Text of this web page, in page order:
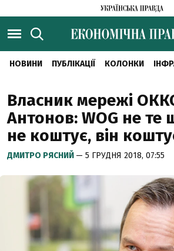
НОВИНИ ПУБЛІКАЦІЇ КОЛОНКИ
Власник мережі
Антонов: WOG не те
не коштує, він
ДМИТРО РЯСНИЙ — 5 ГРУДНЯ 2018, 07:55